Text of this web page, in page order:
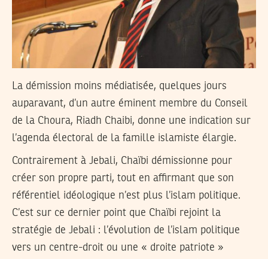
La démission moins médiatisée, quelques jours
auparavant, d’un autre éminent membre du Conseil
de la Choura, Riadh Chaibi, donne une indication sur
l’agenda électoral de la famille islamiste élargie.
Contrairement à Jebali, Chaïbi démissionne pour
créer son propre parti, tout en affirmant que son
référentiel idéologique n’est plus l’islam politique.
C’est sur ce dernier point que Chaïbi rejoint la
stratégie de Jebali : l’évolution de l’islam politique
vers un centre-droit ou une « droite patriote »